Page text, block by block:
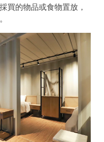
買的物品或食物置放，